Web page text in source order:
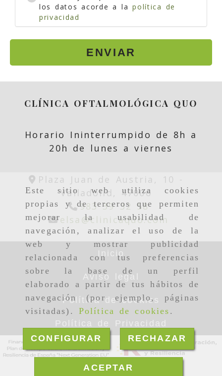
Este sitio web utiliza cookies
propias y de terceros que permiten
mejorar la usabilidad de
navegación, analizar el uso de la
web y mostrar publicidad
relacionada con tus preferencias
sobre la base de un perfil
elaborado a partir de tus hábitos de
navegación (por ejemplo, páginas
visitadas). Política de cookies .
CONFIGURAR RECHAZAR
ACEPTAR
los datos acorde a lapolítica de
privacidad
ENVIAR
CLÍNICA OFTALMOLÓGICA QUO
Horario Ininterrumpido de 8h a
20h de lunes a viernes
Plaza Juan de Austria, 10 -
Valladolid, 47006
983 39 32 58
elsa
clinicaquo.com elsa
Inicio
Aviso legal
Política de cookies
Política de Privacidad